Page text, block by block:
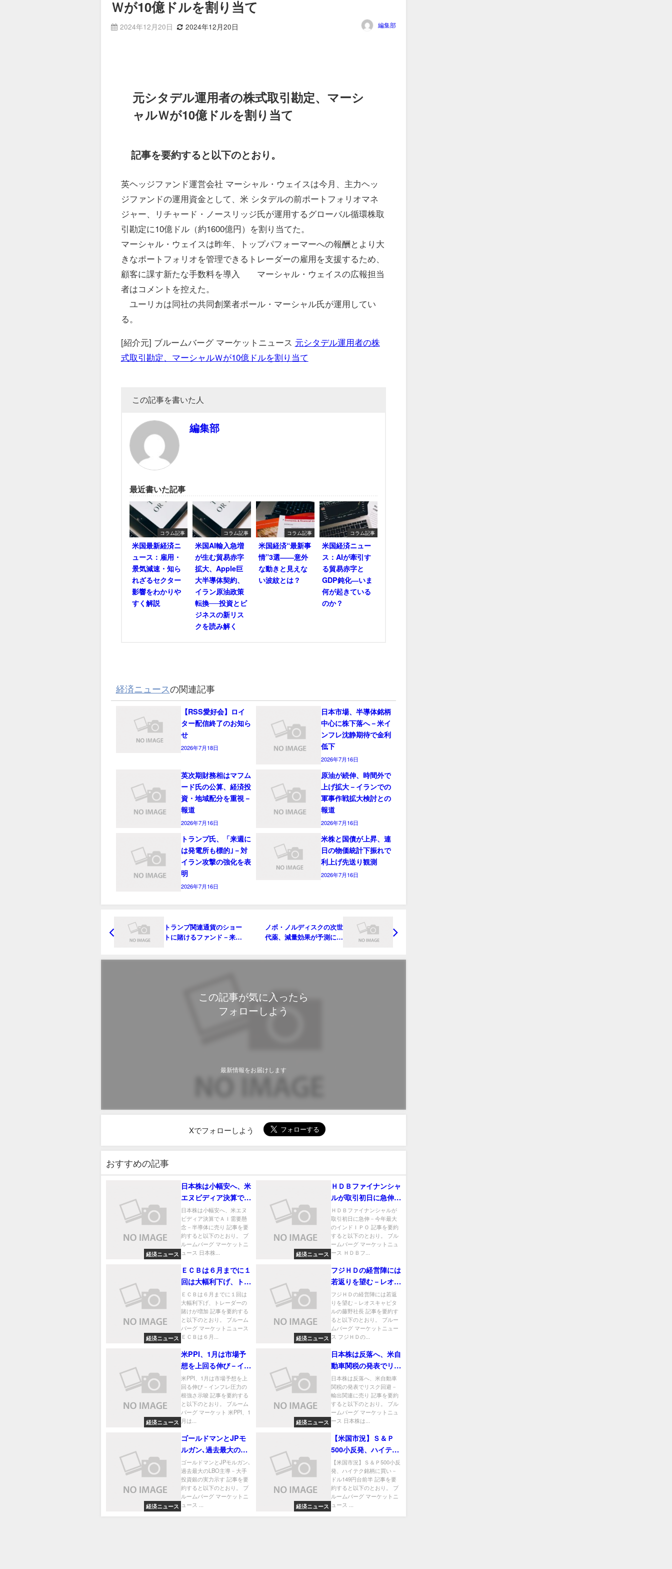
Ｗが10億ドルを割り当て
2024年12月20日 2024年12月20日 編集部
元シタデル運用者の株式取引勘定、マーシ
ャルＷが10億ドルを割り当て
記事を要約すると以下のとおり。
英ヘッジファンド運営会社 マーシャル・ウェイスは今月、主力ヘッ
ジファンドの運用資金として、米 シタデルの前ポートフォリオマネ
ジャー、リチャード・ノースリッジ氏が運用するグローバル循環株取
引勘定に10億ドル（約1600億円）を割り当てた。
マーシャル・ウェイスは昨年、トップパフォーマーへの報酬とより大
きなポートフォリオを管理できるトレーダーの雇用を支援するため、
顧客に課す新たな手数料を導入 マーシャル・ウェイスの広報担当
者はコメントを控えた。
ユーリカは同社の共同創業者ポール・マーシャル氏が運用してい
る。
[紹介元] ブルームバーグ マーケットニュース 元シタデル運用者の株
式取引勘定、マーシャルＷが10億ドルを割り当て
この記事を書いた人
編集部
最近書いた記事
コラム記事
米国最新経済ニ
ュース：雇用・
景気減速・知ら
れざるセクター
影響をわかりや
すく解説
コラム記事
米国AI輸入急増
が生む貿易赤字
拡大、Apple巨
大半導体契約、
イラン原油政策
転換──投資とビ
ジネスの新リス
クを読み解く
コラム記事
米国経済“最新事
情”3選――意外
な動きと見えな
い波紋とは？
コラム記事
米国経済ニュー
ス：AIが牽引す
る貿易赤字と
GDP鈍化―いま
何が起きている
のか？
経済ニュースの関連記事
【RSS愛好会】ロイ
ター配信終了のお知ら
せ
2026年7月18日
日本市場、半導体銘柄
中心に株下落へ－米イ
ンフレ沈静期待で金利
低下
2026年7月16日
英次期財務相はマフム
ード氏の公算、経済投
資・地域配分を重視－
報道
2026年7月16日
原油が続伸、時間外で
上げ拡大－イランでの
軍事作戦拡大検討との
報道
2026年7月16日
トランプ氏、「来週に
は発電所も標的｣－対
イラン攻撃の強化を表
明
2026年7月16日
米株と国債が上昇、連
日の物価統計下振れで
利上げ先送り観測
2026年7月16日
トランプ関連通貨のショー
トに賭けるファンド－来年
ノボ・ノルディスクの次世
代薬、減量効果が予測に届
この記事が気に入ったら
フォローしよう
最新情報をお届けします
Xでフォローしよう
おすすめの記事
経済ニュース
日本株は小幅安へ、米
エヌビディア決算でＡ
Ｉ需要懸念－半導体に
売り
日本株は小幅安へ、米エヌ
ビディア決算でＡＩ需要懸
念－半導体に売り 記事を要
約すると以下のとおり。 ブ
ルームバーグ マーケットニ
ュース 日本株...
経済ニュース
ＨＤＢファイナンシャ
ルが取引初日に急伸－
今年最大のインドＩＰ
Ｏ
ＨＤＢファイナンシャルが
取引初日に急伸－今年最大
のインドＩＰＯ 記事を要約
すると以下のとおり。 ブル
ームバーグ マーケットニュ
ース ＨＤＢフ...
経済ニュース
ＥＣＢは６月までに１
回は大幅利下げ、トレ
ーダーの賭けが増加
ＥＣＢは６月までに１回は
大幅利下げ、トレーダーの
賭けが増加 記事を要約する
と以下のとおり。 ブルーム
バーグ マーケットニュース
ＥＣＢは６月...
経済ニュース
フジＨＤの経営陣には
若返りを望む－レオス
キャピタルの藤野社長
フジＨＤの経営陣には若返
りを望む－レオスキャピタ
ルの藤野社長 記事を要約す
ると以下のとおり。 ブルー
ムバーグ マーケットニュー
ス フジＨＤの...
経済ニュース
米PPI、1月は市場予
想を上回る伸び－イン
フレ圧力の根強さ示唆
米PPI、1月は市場予想を上
回る伸び－インフレ圧力の
根強さ示唆 記事を要約する
と以下のとおり。 ブルーム
バーグ マーケット 米PPI、1
月は...
経済ニュース
日本株は反落へ、米自
動車関税の発表でリス
ク回避－輸出関連に売
り
日本株は反落へ、米自動車
関税の発表でリスク回避－
輸出関連に売り 記事を要約
すると以下のとおり。 ブル
ームバーグ マーケットニュ
ース 日本株は...
経済ニュース
ゴールドマンとJPモ
ルガン､過去最大の
LBO主導－大手投資
銀の実力示す
ゴールドマンとJPモルガン､
過去最大のLBO主導－大手
投資銀の実力示す 記事を要
約すると以下のとおり。 ブ
ルームバーグ マーケットニ
ュース ...
経済ニュース
【米国市況】Ｓ＆Ｐ
500小反発、ハイテク
銘柄に買い－ドル149
円台前半
【米国市況】Ｓ＆Ｐ500小反
発、ハイテク銘柄に買い－
ドル149円台前半 記事を要
約すると以下のとおり。 ブ
ルームバーグ マーケットニ
ュース ...